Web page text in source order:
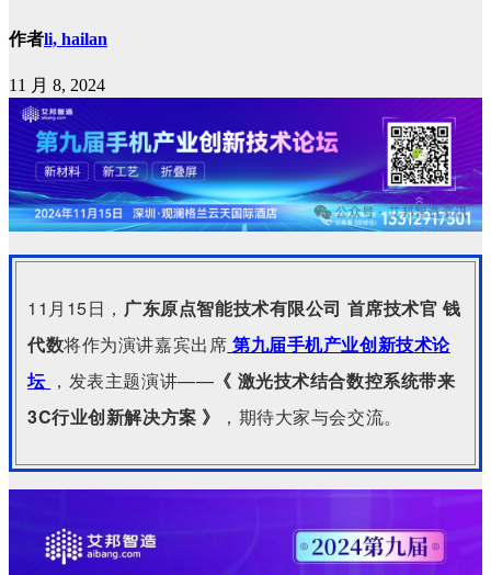
作者li, hailan
11 月 8, 2024
11月15日， 广东原点智能技术有限公司 首席技术官 钱
代数将作为演讲嘉宾出席 第九届手机产业创新技术论
坛 ，发表主题演讲—— 《 激光技术结合数控系统带来
3C行业创新解决方案 》
，期待大家与会交流。